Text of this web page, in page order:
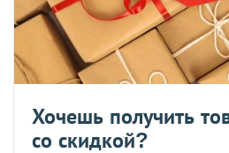
Хочешь получить
со скидкой?